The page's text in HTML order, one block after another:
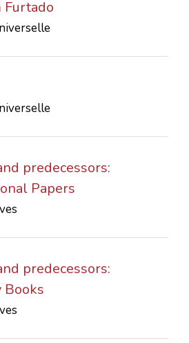
Furtado
predecessors:
Papers
predecessors:
Books